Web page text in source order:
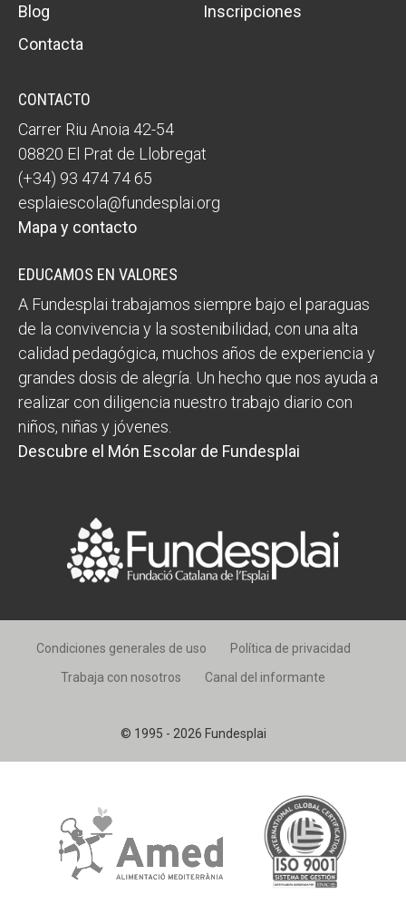
Blog
Inscripciones
Contacta
CONTACTO
Carrer Riu Anoia 42-54
08820 El Prat de Llobregat
(+34) 93 474 74 65
esplaiescola@fundesplai.org
Mapa y contacto
EDUCAMOS EN VALORES
A Fundesplai trabajamos siempre bajo el paraguas
de la convivencia y la sostenibilidad, con una alta
calidad pedagógica, muchos años de experiencia y
grandes dosis de alegría. Un hecho que nos ayuda a
realizar con diligencia nuestro trabajo diario con
niños, niñas y jóvenes.
Descubre el Món Escolar de Fundesplai
© 1995 - 2026 Fundesplai
Condiciones generales de uso
Política de privacidad
Trabaja con nosotros
Canal del informante